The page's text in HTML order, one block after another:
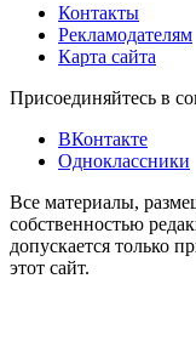
Контакты
Рекламодателям
Карта сайта
Присоединяйтесь в
ВКонтакте
Одноклассники
Все материалы,
собственностью
допускается только
этот сайт.